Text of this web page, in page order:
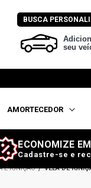
BUSCA
seu
AMORTECEDOR
ECONOMIZE
Cadastre-se e
E IGNIÇÃO VELA DE